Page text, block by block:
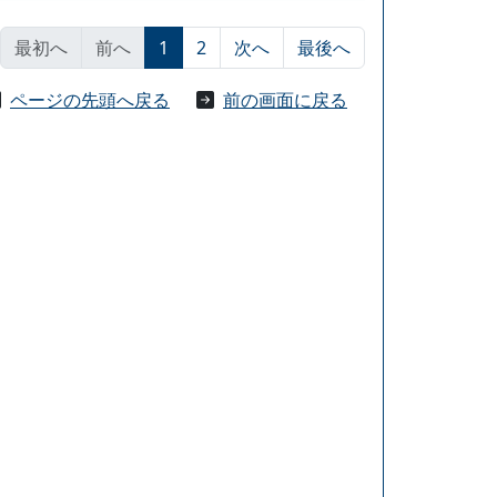
最初へ 前へ 1 2 次へ 最後へ
ページの先頭へ戻る 前の画面に戻る